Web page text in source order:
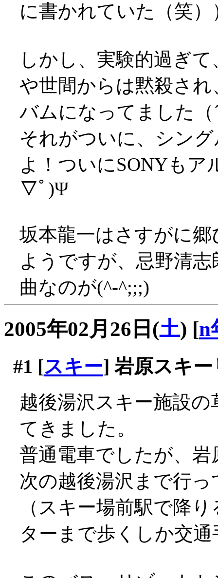
に書かれていた（笑
しかし、実験的過ぎ
や世間からは黙殺さ
バムになってました（
それがついに、シン
よ！ついにSONYも
▽ﾟ)Ψ
坂本龍一はさすがに
ようですが、忌野清
曲なのが(^-^;;;)
2005年02月26日(土) [n
#1 [スキー] 岩原スキ
越後湯沢スキー施設
てきました。
普通電車でしたが、
次の越後湯沢まで行っ
（スキー場前駅で降
ターまで歩くしか交